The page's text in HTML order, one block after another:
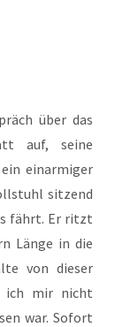
über das
auf, sei­ne
ein­ar­mi­ger
sit­zend
fährt. Er ritzt
Län­ge in die
von die­ser
ich mir nicht
war. Sofort